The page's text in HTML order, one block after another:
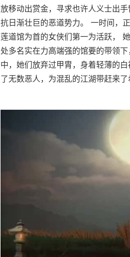
放移动出赏金，寻求也许人义士出
抗日渐壮巨的恶道势力。 一时间，
莲道馆为首的女侠们第一为活跃，
处多名实在力高端强的馆要的带领
中，她们放弃过甲胄，身着轻薄的
了无数恶人，为混乱的江湖带赶来